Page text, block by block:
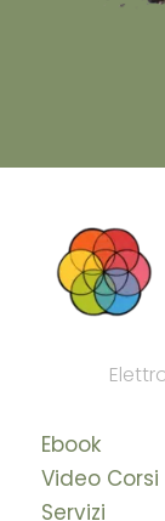
Ebook
Video Corsi
Servizi